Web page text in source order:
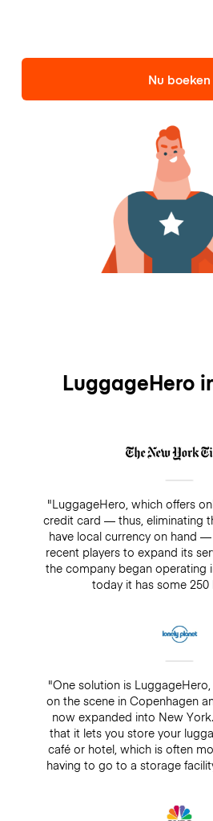
Nu boeken
LuggageHero
"LuggageHero, which offers
credit card — thus, eliminating
have local currency on hand
recent players to expand its
the company began operating
today it has some 250
"One solution is
on the scene in Copenhagen
now expanded into New
that it lets you store your
café or hotel, which is often
having to go to a storage